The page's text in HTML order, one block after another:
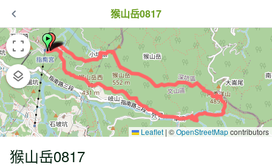
猴山岳0817
Leaflet | ©OpenStreetMapcontributors
猴山岳0817